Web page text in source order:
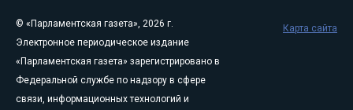
© «Парламентская газета», 2026 г.
Электронное периодическое издание
«Парламентская газета» зарегистрировано в
Федеральной службе по надзору в сфере
связи, информационных технологий и
Карта сайта